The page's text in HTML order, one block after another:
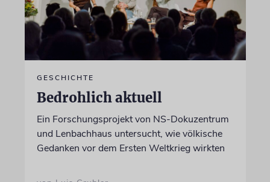
GESCHICHTE
Bedrohlich aktuell
Ein Forschungsprojekt von NS-Dokuzentrum
und Lenbachhaus untersucht, wie völkische
Gedanken vor dem Ersten Weltkrieg wirkten